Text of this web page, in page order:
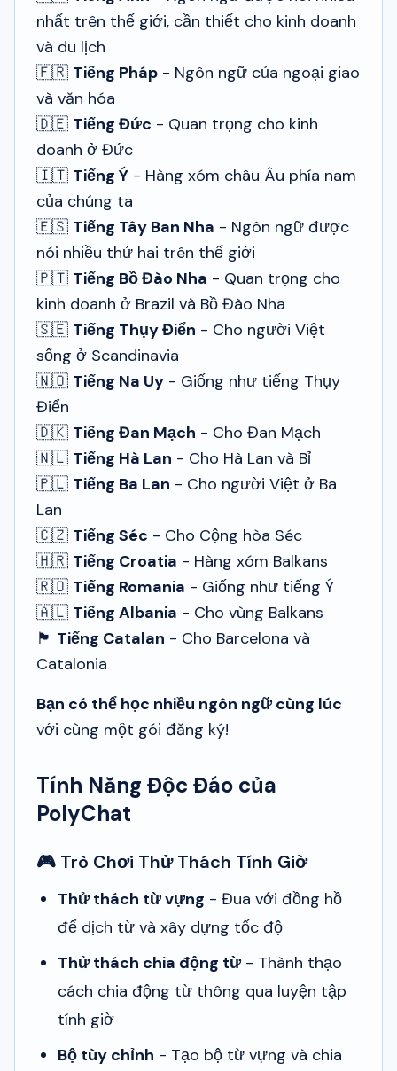
nhất trên thế giới, cần thiết cho kinh doanh
và du lịch
🇫🇷 Tiếng Pháp - Ngôn ngữ của ngoại giao
và văn hóa
🇩🇪 Tiếng Đức - Quan trọng cho kinh
doanh ở Đức
🇮🇹 Tiếng Ý - Hàng xóm châu Âu phía nam
của chúng ta
🇪🇸 Tiếng Tây Ban Nha - Ngôn ngữ được
nói nhiều thứ hai trên thế giới
🇵🇹 Tiếng Bồ Đào Nha - Quan trọng cho
kinh doanh ở Brazil và Bồ Đào Nha
🇸🇪 Tiếng Thụy Điển - Cho người Việt
sống ở Scandinavia
🇳🇴 Tiếng Na Uy - Giống như tiếng Thụy
Điển
🇩🇰 Tiếng Đan Mạch - Cho Đan Mạch
🇳🇱 Tiếng Hà Lan - Cho Hà Lan và Bỉ
🇵🇱 Tiếng Ba Lan - Cho người Việt ở Ba
Lan
🇨🇿 Tiếng Séc - Cho Cộng hòa Séc
🇭🇷 Tiếng Croatia - Hàng xóm Balkans
🇷🇴 Tiếng Romania - Giống như tiếng Ý
🇦🇱 Tiếng Albania - Cho vùng Balkans
🏴 Tiếng Catalan - Cho Barcelona và
Catalonia
Bạn có thể học nhiều ngôn ngữ cùng lúc
với cùng một gói đăng ký!
Tính Năng Độc Đáo của
PolyChat
🎮 Trò Chơi Thử Thách Tính Giờ
Thử thách từ vựng - Đua với đồng hồ
để dịch từ và xây dựng tốc độ
Thử thách chia động từ - Thành thạo
cách chia động từ thông qua luyện tập
tính giờ
Bộ tùy chỉnh - Tạo bộ từ vựng và chia